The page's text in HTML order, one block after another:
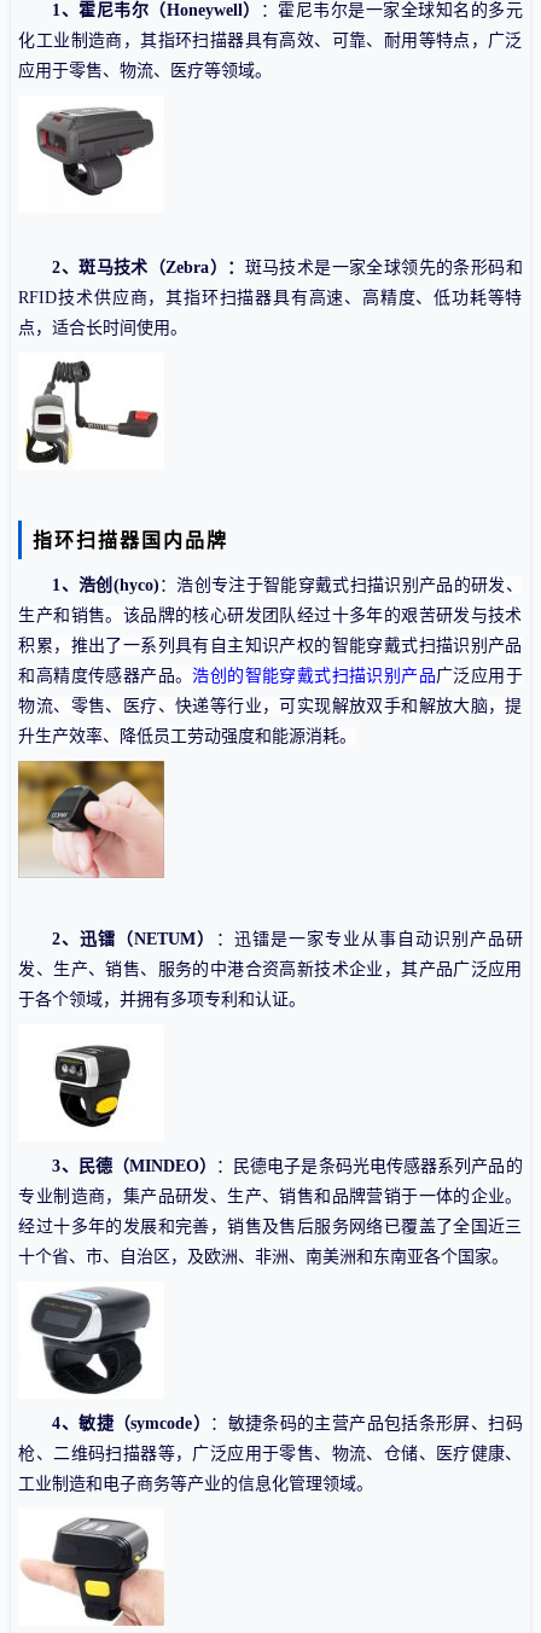
1、霍尼韦尔（Honeywell）
：霍尼韦尔是一家全球知名的多元
化工业制造商，其指环扫描器具有高效、可靠、耐用等特点，广泛
应用于零售、物流、医疗等领域。
2、斑马技术（Zebra）： 斑马技术是一家全球领先的条形码和
RFID技术供应商，其指环扫描器具有高速、高精度、低功耗等特
点，适合长时间使用。
指环扫描器国内品牌
1、浩创(hyco) ：浩创专注于智能穿戴式扫描识别产品的研发、
生产和销售。该品牌的核心研发团队经过十多年的艰苦研发与技术
积累，推出了一系列具有自主知识产权的智能穿戴式扫描识别产品
和高精度传感器产品。浩创的智能穿戴式扫描识别产品广泛应用于
物流、零售、医疗、快递等行业，可实现解放双手和解放大脑，提
升生产效率、降低员工劳动强度和能源消耗。
2、迅镭（NETUM）
：迅镭是一家专业从事自动识别产品研
发、生产、销售、服务的中港合资高新技术企业，其产品广泛应用
于各个领域，并拥有多项专利和认证。
3、民德（MINDEO）
：民德电子是条码光电传感器系列产品的
专业制造商，集产品研发、生产、销售和品牌营销于一体的企业。
经过十多年的发展和完善，销售及售后服务网络已覆盖了全国近三
十个省、市、自治区，及欧洲、非洲、南美洲和东南亚各个国家。
4、敏捷（symcode）
：敏捷条码的主营产品包括条形屏、扫码
枪、二维码扫描器等，广泛应用于零售、物流、仓储、医疗健康、
工业制造和电子商务等产业的信息化管理领域。